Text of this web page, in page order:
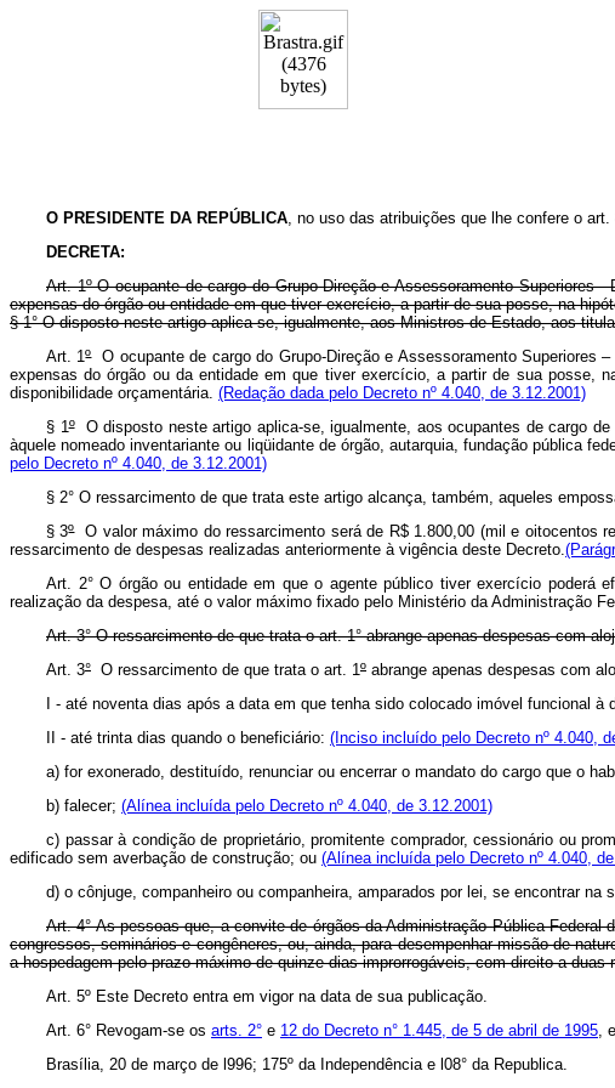
O PRESIDENTE DA REPÚBLICA, no uso das atribuições que lhe confere o
DECRETA:
Art. 1º O ocupante de cargo do Grupo-Direção e Assessoramento
expensas do órgão ou entidade em que tiver exercício, a partir de sua posse, na
§ 1° O disposto neste artigo aplica-se, igualmente, aos Ministros de Estado, aos
Art. 1ºO ocupante de cargo do Grupo-Direção e Assessoramento Superiores
expensas do órgão ou da entidade em que tiver exercício, a partir de sua posse,
disponibilidade orçamentária. (Redação dada pelo Decreto nº 4.040, de 3.12.2001)
§ 1ºO disposto neste artigo aplica-se, igualmente, aos ocupantes de cargo
àquele nomeado inventariante ou liqüidante de órgão, autarquia, fundação pública
pelo Decreto nº 4.040, de 3.12.2001)
§ 2° O ressarcimento de que trata este artigo alcança, também, aqueles
§ 3ºO valor máximo do ressarcimento será de R$ 1.800,00 (mil e oitocentos
ressarcimento de despesas realizadas anteriormente à vigência deste Decreto.
Art. 2° O órgão ou entidade em que o agente público tiver exercício poderá
realização da despesa, até o valor máximo fixado pelo Ministério da Administração
Art. 3° O ressarcimento de que trata o art. 1° abrange apenas despesas com
Art. 3° O ressarcimento de que trata o art. 1º abrange apenas despesas com
I - até noventa dias após a data em que tenha sido colocado imóvel funcional à
II - até trinta dias quando o beneficiário: (Inciso incluído pelo Decreto nº 4.040,
a) for exonerado, destituído, renunciar ou encerrar o mandato do cargo que o
b) falecer; (Alínea incluída pelo Decreto nº 4.040, de 3.12.2001)
c) passar à condição de proprietário, promitente comprador, cessionário ou
edificado sem averbação de construção; ou (Alínea incluída pelo Decreto nº 4.040,
d) o cônjuge, companheiro ou companheira, amparados por lei, se encontrar na
Art. 4° As pessoas que, a convite de órgãos da Administração Pública
congressos, seminários e congêneres, ou, ainda, para desempenhar missão de
a hospedagem pelo prazo máximo de quinze dias improrrogáveis, com direito a
Art. 5º Este Decreto entra em vigor na data de sua publicação.
Art. 6° Revogam-se os arts. 2° e 12 do Decreto n° 1.445, de 5 de abril de 1995,
Brasília, 20 de março de l996; 175º da Independência e l08° da Republica.